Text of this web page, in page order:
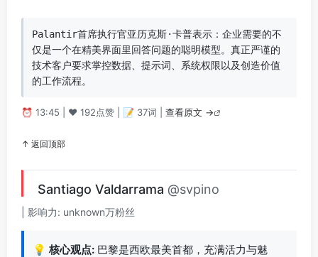
Palantir首席执行官亚历克斯·卡普表示：企业需要的不
仅是一个在精美界面里回答问题的聪明模型。真正严谨的
技术客户要求掌控数据、提示词、系统权限以及创造价值
的工作流程。
⏰ 13:45 | ❤️ 192点赞 | 📝 37词 | 查看原文 →
↑ 返回顶部
Santiago Valdarrama @svpino
| 影响力: unknown万粉丝
💡 核心观点: 巴黎是西欧最美首都，充满活力与魅